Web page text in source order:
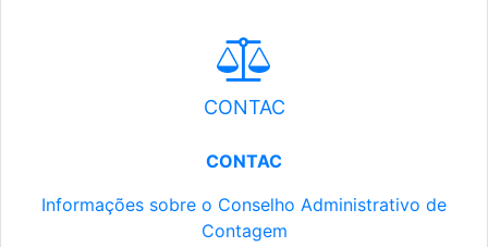
CONTAC
CONTAC
Informações sobre o Conselho Administrativo de
Contagem